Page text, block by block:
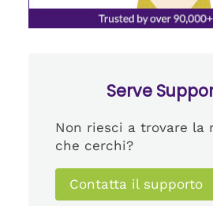
Serve
Non riesci a trovare la
che cerchi?
Contatta il supporto